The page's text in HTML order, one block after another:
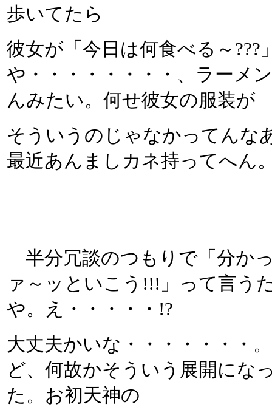
歩いてたら
彼女が「今日は何食べる～
や・・・・・・・・、ラーメ
んみたい。何せ彼女の服装が
そういうのじゃなかってんな
最近あんましカネ持ってへん
半分冗談のつもりで「分か
ァ～ッといこう!!!」って言う
や。え・・・・・!?
大丈夫かいな・・・・・・・
ど、何故かそういう展開にな
た。お初天神の